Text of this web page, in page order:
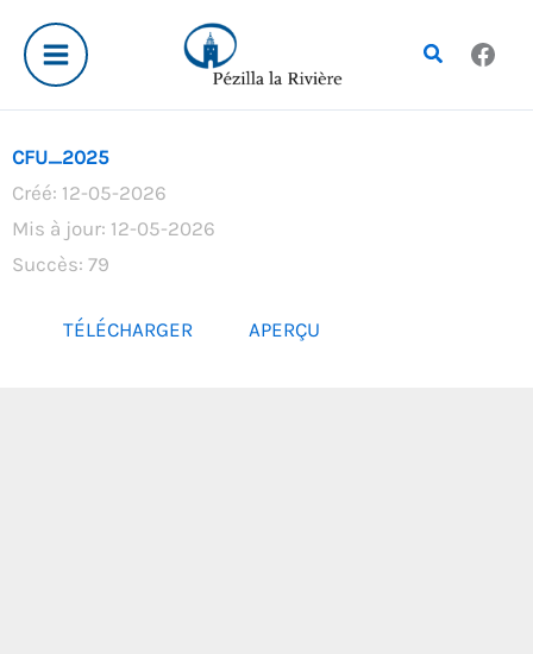
contenu
Rechercher
CFU_2025
Créé: 12-05-2026
Mis à jour: 12-05-2026
Succès: 79
TÉLÉCHARGER APERÇU